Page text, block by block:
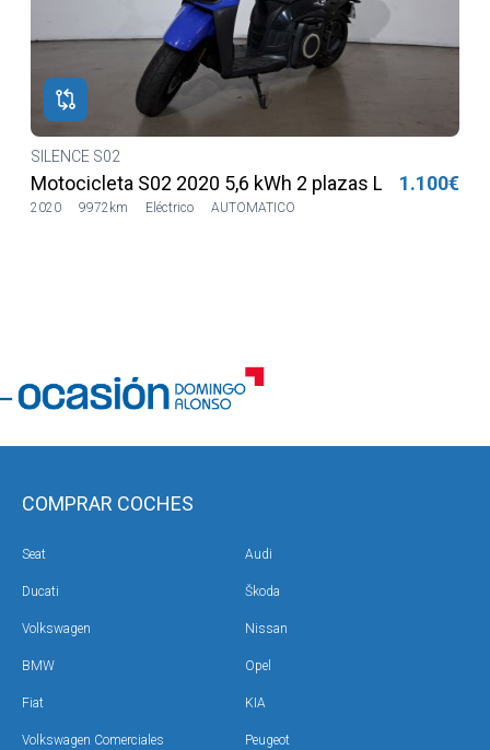
SILENCE S02
Motocicleta S02 2020 5,6 kWh 2 plazas Lilia LVSH
2020 9972km Eléctrico AUTOMATICO
1.100€
COMPRAR COCHES
Seat Audi
Ducati Škoda
Volkswagen Nissan
BMW Opel
Fiat KIA
Volkswagen Comerciales Peugeot